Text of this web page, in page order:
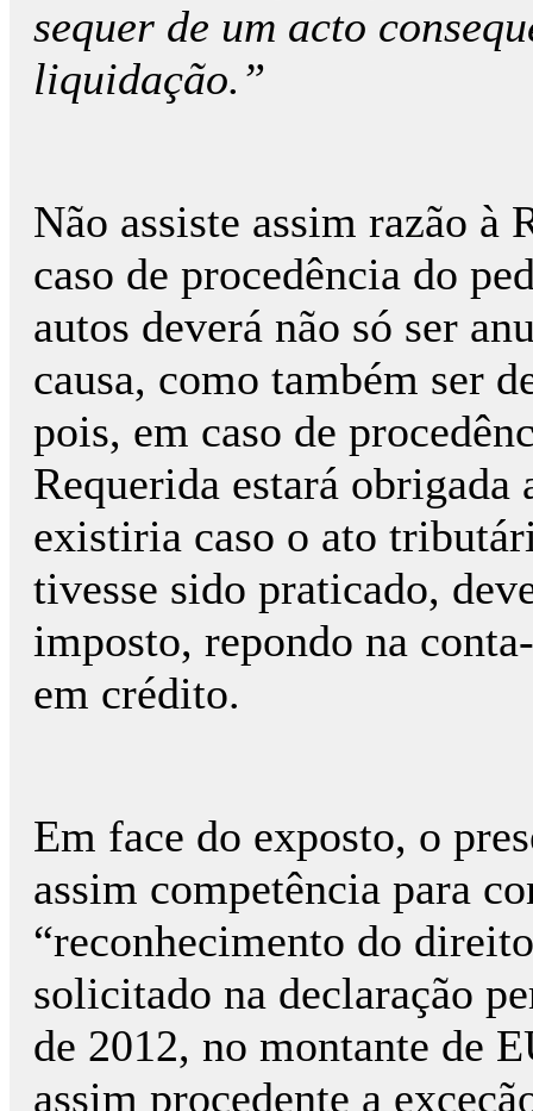
sequer de um acto
liquidação.”
Não assiste assim razão à
caso de procedência do
autos deverá não só ser
causa, como também ser
pois, em caso de
Requerida estará obrigada
existiria caso o ato
tivesse sido praticado,
imposto, repondo na
em crédito.
Em face do exposto, o
assim competência para
“reconhecimento do
solicitado na declaração
de 2012, no montante de
assim procedente a